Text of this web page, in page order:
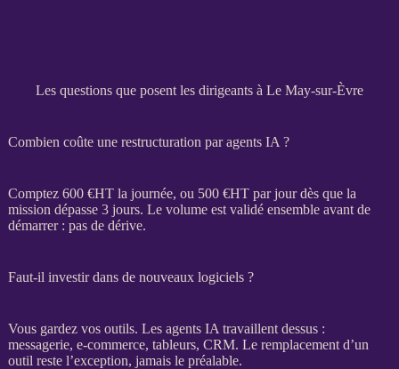
Les questions que posent les dirigeants à Le May-sur-Èvre
Combien coûte une restructuration par agents IA ?
Comptez 600 €HTla journée, ou 500 €HTpar jour dès que la
mission dépasse 3 jours. Le volume est validé ensemble avant de
démarrer : pas de dérive.
Faut-il investir dans de nouveaux logiciels ?
Vous gardez vos outils. Les agents IA travaillent dessus :
messagerie, e-commerce, tableurs, CRM. Le remplacement d’un
outil reste l’exception, jamais le préalable.